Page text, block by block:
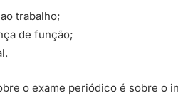
trabalho;
de função;
o exame periódico é sobre o